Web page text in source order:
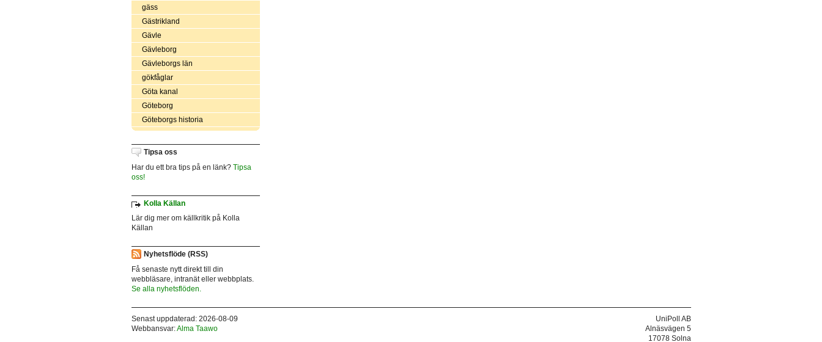
gäss
Gästrikland
Gävle
Gävleborg
Gävleborgs län
gökfåglar
Göta kanal
Göteborg
Göteborgs historia
Tipsa oss
Har du ett bra tips på en länk? Tipsa
oss!
Kolla Källan
Lär dig mer om källkritik på Kolla
Källan
Nyhetsflöde (RSS)
Få senaste nytt direkt till din
webbläsare, intranät eller webbplats.
Se alla nyhetsflöden.
Senast uppdaterad: 2026-08-09
Webbansvar:Alma Taawo
UniPoll AB
Alnäsvägen 5
17078 Solna